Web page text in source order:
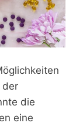
der
die
eine